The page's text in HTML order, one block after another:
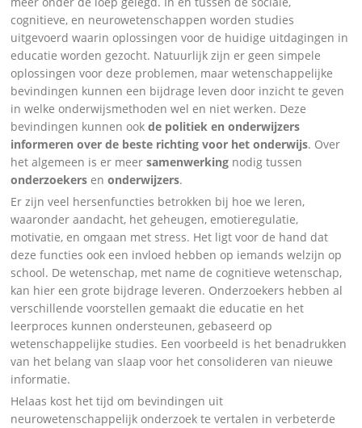
cognitieve, en neurowetenschappen worden studies
uitgevoerd waarin oplossingen voor de huidige uitdagingen in
educatie worden gezocht. Natuurlijk zijn er geen simpele
oplossingen voor deze problemen, maar wetenschappelijke
bevindingen kunnen een bijdrage leven door inzicht te geven
in welke onderwijsmethoden wel en niet werken. Deze
bevindingen kunnen ookde politiek en onderwijzers
informeren over de beste richting voor het onderwijs. Over
het algemeen is er meersamenwerking nodig tussen
onderzoekers enonderwijzers.
Er zijn veel hersenfuncties betrokken bij hoe we leren,
waaronder aandacht, het geheugen, emotieregulatie,
motivatie, en omgaan met stress. Het ligt voor de hand dat
deze functies ook een invloed hebben op iemands welzijn op
school. De wetenschap, met name de cognitieve wetenschap,
kan hier een grote bijdrage leveren. Onderzoekers hebben al
verschillende voorstellen gemaakt die educatie en het
leerproces kunnen ondersteunen, gebaseerd op
wetenschappelijke studies. Een voorbeeld is het benadrukken
van het belang van slaap voor het consolideren van nieuwe
informatie.
Helaas kost het tijd om bevindingen uit
neurowetenschappelijk onderzoek te vertalen in verbeterde